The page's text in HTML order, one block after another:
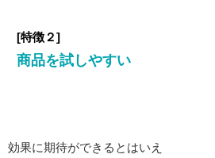
[特徴２]
商品を試しやすい
効果に期待ができるとはいえ